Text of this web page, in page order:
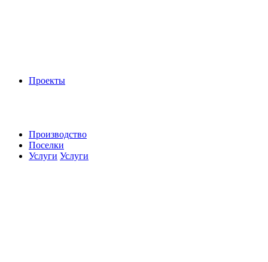
Проекты
Производство
Поселки
Услуги Услуги